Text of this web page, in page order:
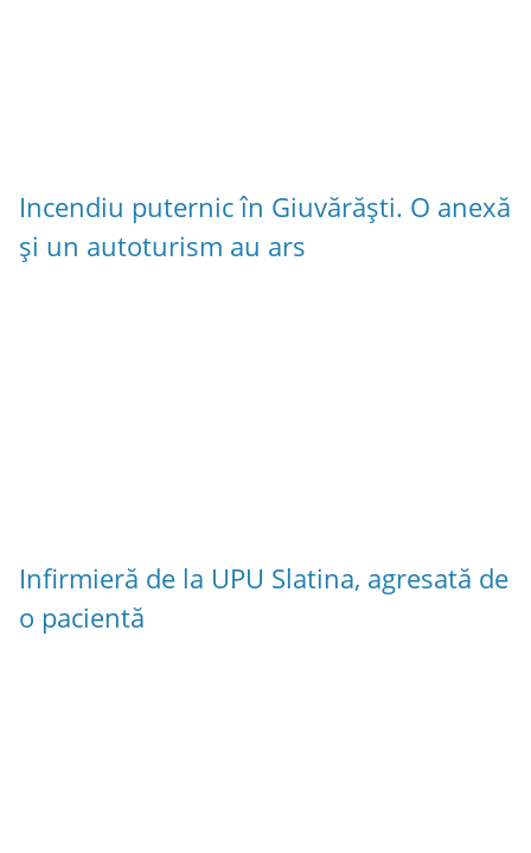
Incendiu puternic în Giuvărăști. O anexă
și un autoturism au ars
Infirmieră de la UPU Slatina, agresată de
o pacientă